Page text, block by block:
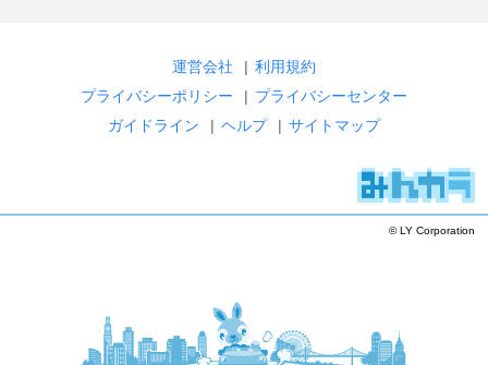
運営会社 | 利用規約
プライバシーポリシー
| プライバシーセンター
ガイドライン
| ヘルプ | サイトマップ
© LY Corporation